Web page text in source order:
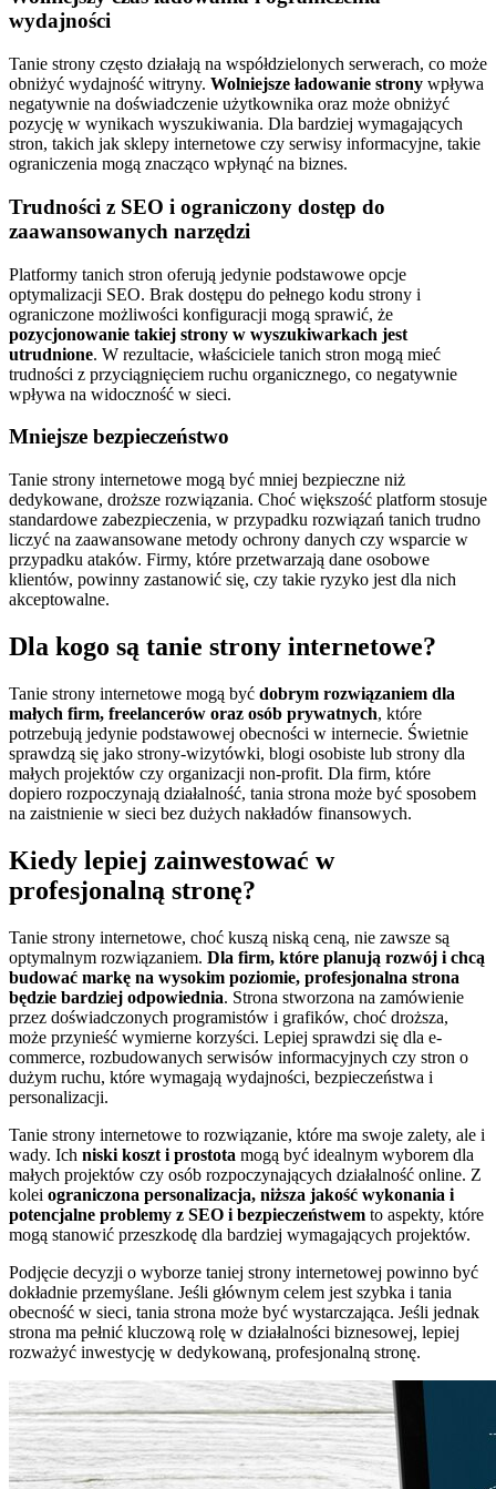
wydajności
Tanie strony często działają na współdzielonych serwerach, co może
obniżyć wydajność witryny. Wolniejsze ładowanie strony wpływa
negatywnie na doświadczenie użytkownika oraz może obniżyć
pozycję w wynikach wyszukiwania. Dla bardziej wymagających
stron, takich jak sklepy internetowe czy serwisy informacyjne, takie
ograniczenia mogą znacząco wpłynąć na biznes.
Trudności z SEO i ograniczony dostęp do
zaawansowanych narzędzi
Platformy tanich stron oferują jedynie podstawowe opcje
optymalizacji SEO. Brak dostępu do pełnego kodu strony i
ograniczone możliwości konfiguracji mogą sprawić, że
pozycjonowanie takiej strony w wyszukiwarkach jest
utrudnione. W rezultacie, właściciele tanich stron mogą mieć
trudności z przyciągnięciem ruchu organicznego, co negatywnie
wpływa na widoczność w sieci.
Mniejsze bezpieczeństwo
Tanie strony internetowe mogą być mniej bezpieczne niż
dedykowane, droższe rozwiązania. Choć większość platform stosuje
standardowe zabezpieczenia, w przypadku rozwiązań tanich trudno
liczyć na zaawansowane metody ochrony danych czy wsparcie w
przypadku ataków. Firmy, które przetwarzają dane osobowe
klientów, powinny zastanowić się, czy takie ryzyko jest dla nich
akceptowalne.
Dla kogo są tanie strony internetowe?
Tanie strony internetowe mogą być dobrym rozwiązaniem dla
małych firm, freelancerów oraz osób prywatnych, które
potrzebują jedynie podstawowej obecności w internecie. Świetnie
sprawdzą się jako strony-wizytówki, blogi osobiste lub strony dla
małych projektów czy organizacji non-profit. Dla firm, które
dopiero rozpoczynają działalność, tania strona może być sposobem
na zaistnienie w sieci bez dużych nakładów finansowych.
Kiedy lepiej zainwestować w
profesjonalną stronę?
Tanie strony internetowe, choć kuszą niską ceną, nie zawsze są
optymalnym rozwiązaniem. Dla firm, które planują rozwój i chcą
budować markę na wysokim poziomie, profesjonalna strona
będzie bardziej odpowiednia. Strona stworzona na zamówienie
przez doświadczonych programistów i grafików, choć droższa,
może przynieść wymierne korzyści. Lepiej sprawdzi się dla e-
commerce, rozbudowanych serwisów informacyjnych czy stron o
dużym ruchu, które wymagają wydajności, bezpieczeństwa i
personalizacji.
Tanie strony internetowe to rozwiązanie, które ma swoje zalety, ale i
wady. Ich niski koszt i prostota mogą być idealnym wyborem dla
małych projektów czy osób rozpoczynających działalność online. Z
kolei ograniczona personalizacja, niższa jakość wykonania i
potencjalne problemy z SEO i bezpieczeństwem to aspekty, które
mogą stanowić przeszkodę dla bardziej wymagających projektów.
Podjęcie decyzji o wyborze taniej strony internetowej powinno być
dokładnie przemyślane. Jeśli głównym celem jest szybka i tania
obecność w sieci, tania strona może być wystarczająca. Jeśli jednak
strona ma pełnić kluczową rolę w działalności biznesowej, lepiej
rozważyć inwestycję w dedykowaną, profesjonalną stronę.